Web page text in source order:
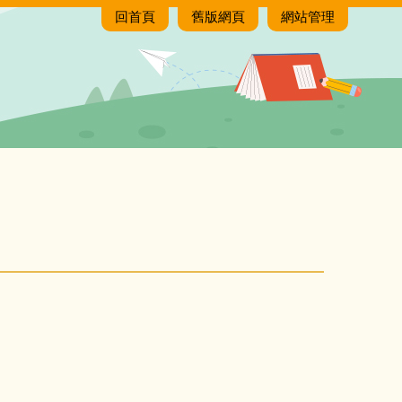
回首頁 舊版網頁 網站管理